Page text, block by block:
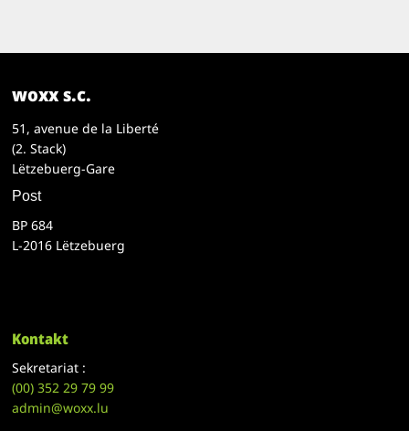
woxx s.c.
51, avenue de la Liberté
(2. Stack)
Lëtzebuerg-Gare
Post
BP 684
L-2016 Lëtzebuerg
Kontakt
Sekretariat :
(00)352 29 79 99
admin@woxx.lu